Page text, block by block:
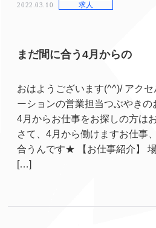
2022.03.10 求人
まだ間に合う4月からの
おはようございます(^^)/ アク
ーションの営業担当つぶやきの
4月からお仕事をお探しの方は
さて、4月から働けますお仕事
合うんです★ 【お仕事紹介】
[…]